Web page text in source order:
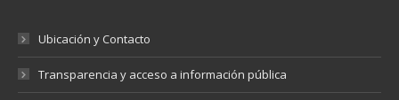
Ubicación y Contacto
Transparencia y acceso a información pública